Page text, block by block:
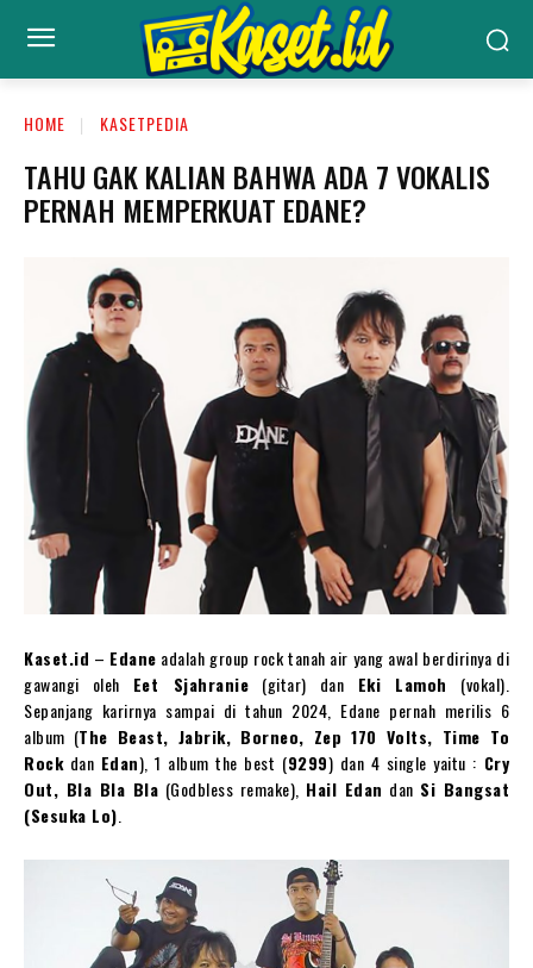
HOME KASETPEDIA
TAHU GAK KALIAN BAHWA ADA 7 VOKALIS
PERNAH MEMPERKUAT EDANE?
Kaset.id – Edane adalah group rock tanah air yang awal berdirinya di
gawangi oleh Eet Sjahranie (gitar) dan Eki Lamoh (vokal).
Sepanjang karirnya sampai di tahun 2024, Edane pernah merilis 6
album (The Beast, Jabrik, Borneo, Zep 170 Volts, Time To
Rockdan Edan), 1 album the best (9299) dan 4 single yaitu : Cry
Out, Bla Bla Bla (Godbless remake), Hail Edan dan Si Bangsat
(Sesuka Lo).